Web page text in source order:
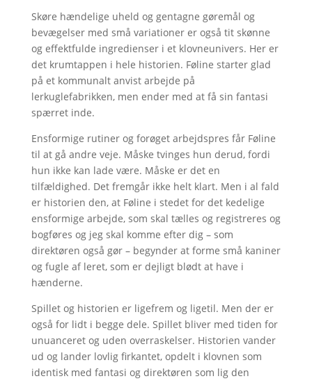
Skøre hændelige uheld og gentagne gøremål og
bevægelser med små variationer er også tit skønne
og effektfulde ingredienser i et klovneunivers. Her er
det krumtappen i hele historien. Føline starter glad
på et kommunalt anvist arbejde på
lerkuglefabrikken, men ender med at få sin fantasi
spærret inde.
Ensformige rutiner og forøget arbejdspres får Føline
til at gå andre veje. Måske tvinges hun derud, fordi
hun ikke kan lade være. Måske er det en
tilfældighed. Det fremgår ikke helt klart. Men i al fald
er historien den, at Føline i stedet for det kedelige
ensformige arbejde, som skal tælles og registreres og
bogføres og jeg skal komme efter dig – som
direktøren også gør – begynder at forme små kaniner
og fugle af leret, som er dejligt blødt at have i
hænderne.
Spillet og historien er ligefrem og ligetil. Men der er
også for lidt i begge dele. Spillet bliver med tiden for
unuanceret og uden overraskelser. Historien vander
ud og lander lovlig firkantet, opdelt i klovnen som
identisk med fantasi og direktøren som lig den